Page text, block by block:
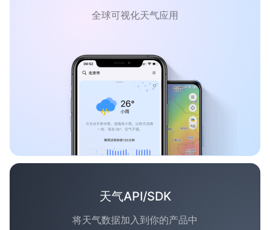
全球可视化天气应用
天气API/SDK
将天气数据加入到你的产品中